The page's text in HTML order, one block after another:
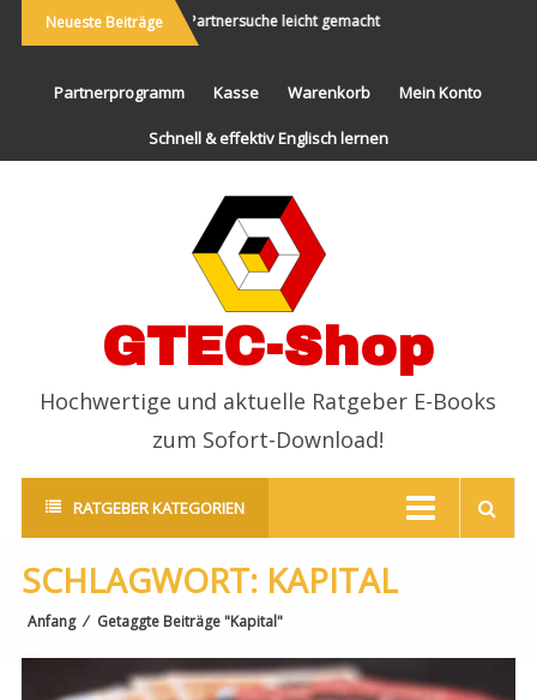
Neueste Beiträge
und Neues Partnersuche leicht gemacht
Partnerprogramm Kasse Warenkorb Mein Konto
Schnell & effektiv Englisch lernen
GTEC-Shop
Hochwertige und aktuelle Ratgeber E-Books
zum Sofort-Download!
RATGEBER KATEGORIEN
SCHLAGWORT: KAPITAL
Anfang ⁄ Getaggte Beiträge "Kapital"